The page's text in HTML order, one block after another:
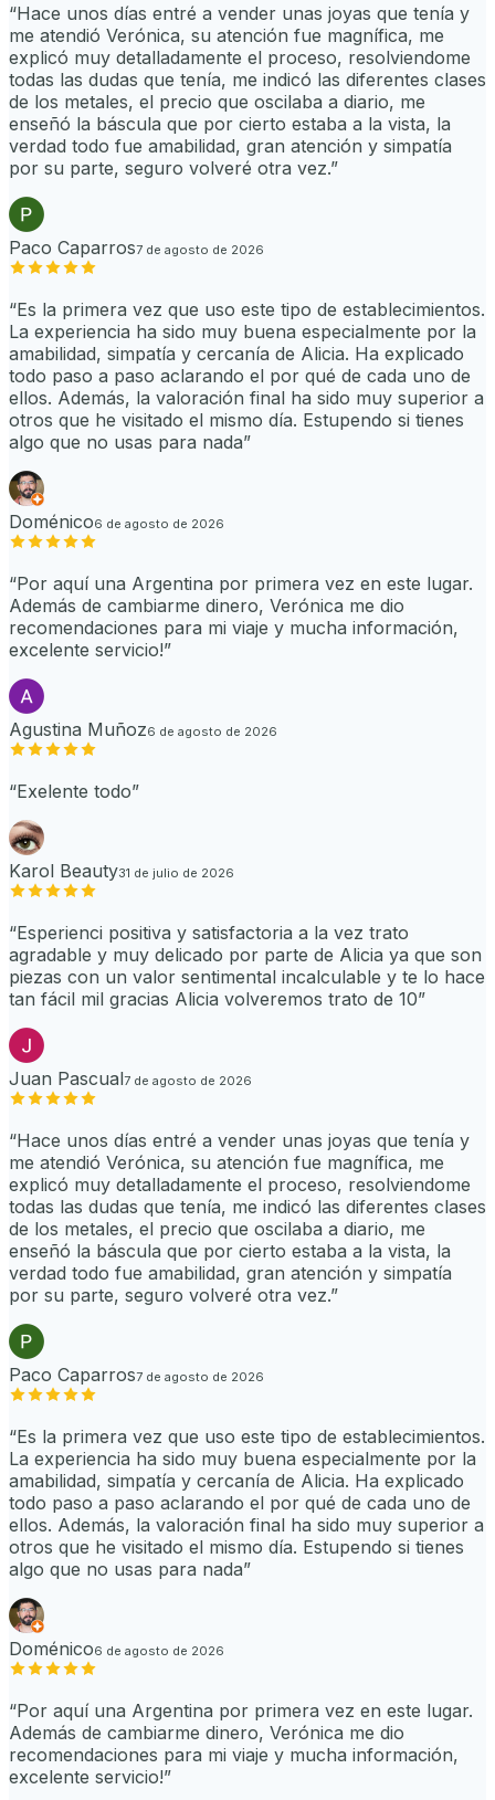
“Hace unos días entré a vender unas joyas que tenía y
me atendió Verónica, su atención fue magnífica, me
explicó muy detalladamente el proceso, resolviendome
todas las dudas que tenía, me indicó las diferentes clases
de los metales, el precio que oscilaba a diario, me
enseñó la báscula que por cierto estaba a la vista, la
verdad todo fue amabilidad, gran atención y simpatía
por su parte, seguro volveré otra vez.”
Paco Caparros7 de agosto de 2026
“Es la primera vez que uso este tipo de establecimientos.
La experiencia ha sido muy buena especialmente por la
amabilidad, simpatía y cercanía de Alicia. Ha explicado
todo paso a paso aclarando el por qué de cada uno de
ellos. Además, la valoración final ha sido muy superior a
otros que he visitado el mismo día. Estupendo si tienes
algo que no usas para nada”
Doménico6 de agosto de 2026
“Por aquí una Argentina por primera vez en este lugar.
Además de cambiarme dinero, Verónica me dio
recomendaciones para mi viaje y mucha información,
excelente servicio!”
Agustina Muñoz6 de agosto de 2026
“Exelente todo”
Karol Beauty31 de julio de 2026
“Esperienci positiva y satisfactoria a la vez trato
agradable y muy delicado por parte de Alicia ya que son
piezas con un valor sentimental incalculable y te lo hace
tan fácil mil gracias Alicia volveremos trato de 10”
Juan Pascual7 de agosto de 2026
“Hace unos días entré a vender unas joyas que tenía y
me atendió Verónica, su atención fue magnífica, me
explicó muy detalladamente el proceso, resolviendome
todas las dudas que tenía, me indicó las diferentes clases
de los metales, el precio que oscilaba a diario, me
enseñó la báscula que por cierto estaba a la vista, la
verdad todo fue amabilidad, gran atención y simpatía
por su parte, seguro volveré otra vez.”
Paco Caparros7 de agosto de 2026
“Es la primera vez que uso este tipo de establecimientos.
La experiencia ha sido muy buena especialmente por la
amabilidad, simpatía y cercanía de Alicia. Ha explicado
todo paso a paso aclarando el por qué de cada uno de
ellos. Además, la valoración final ha sido muy superior a
otros que he visitado el mismo día. Estupendo si tienes
algo que no usas para nada”
Doménico6 de agosto de 2026
“Por aquí una Argentina por primera vez en este lugar.
Además de cambiarme dinero, Verónica me dio
recomendaciones para mi viaje y mucha información,
excelente servicio!”